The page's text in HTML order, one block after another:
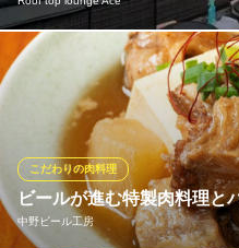
ＪＲ中央線中野駅 徒歩3分
東京都中野区中野5-59-9 澤仙第二ビ
中野駅からすぐのオシャレ屋上
ご用意！！ プロジェクターや
ビアガーデンとしての利用も
少の雨なら問題なし！
Roof top lounge Ace
BBQ&ビアガーデン
ＪＲ中央線中野駅 徒歩6分
ビールが進む特製肉料理と
中野ビール工房
こだわりの肉料理